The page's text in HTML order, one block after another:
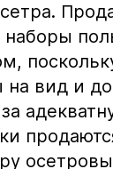
на вид и